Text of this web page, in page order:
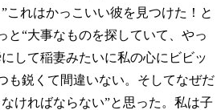
これはかっこいい彼を見つけた！と
と“大事なものを探していて、やっ
して稲妻みたいに私の心にビビッ
も鋭くて間違いない。そしてなぜだ
ければならない”と思った。私は子